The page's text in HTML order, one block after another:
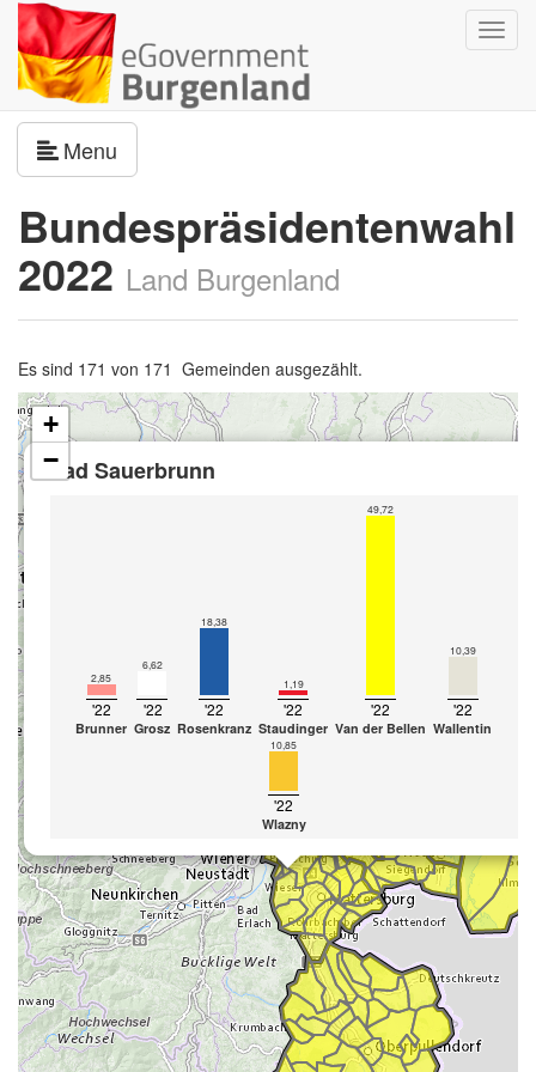
Menu
Bundespräsidentenwahl
2022 Land Burgenland
Es sind 171 von 171 Gemeinden ausgezählt.
Bad Sauerbrunn
2,85
'22
Brunner
6,62
'22
Grosz
18,38
'22
Rosenkranz
1,19
'22
Staudinger
49,72
'22
Van der Bellen
10,39
'22
Wallentin
10,85
'22
Wlazny
+
−